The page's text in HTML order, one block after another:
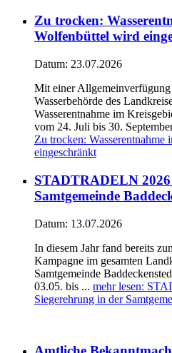
Zu trocken:
Wolfenbüttel wird
Datum: 23.07.2026
Mit einer
Wasserbehörde des
Wasserentnahme im
vom 24. Juli bis 30.
Zu trocken:
eingeschränkt
STADTRADELN
Samtgemeinde
Datum: 13.07.2026
In diesem Jahr fand bereits
Kampagne im gesamten
Samtgemeinde
03.05. bis ... mehr lesen:
Siegerehrung in der